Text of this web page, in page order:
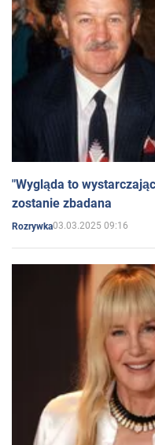
"Wygląda to
zostanie zbadana
Rozrywka03.03.2025 09:16